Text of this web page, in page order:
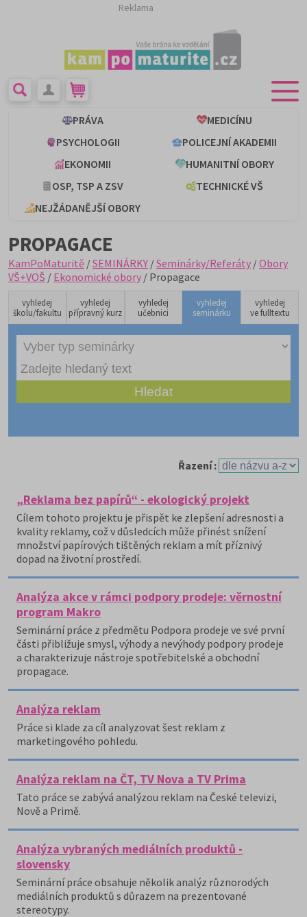
Reklama
PRÁVA
MEDICÍNU
PSYCHOLOGII
POLICEJNÍ AKADEMII
EKONOMII
HUMANITNÍ OBORY
OSP, TSP A ZSV
TECHNICKÉ VŠ
NEJŽÁDANĚJŠÍ OBORY
PROPAGACE
KamPoMaturitě /SEMINÁRKY /Seminárky/Referáty /Obory
VŠ+VOŠ / Ekonomické obory / Propagace
vyhledej
školu/fakultu
vyhledej
přípravný kurz
vyhledej
učebnici
vyhledej
seminárku
vyhledej
ve fulltextu
Řazení :
„Reklama bez papírů“ - ekologický projekt
Cílem tohoto projektu je přispět ke zlepšení adresnosti a
kvality reklamy, což v důsledcích může přinést snížení
množství papírových tištěných reklam a mít příznivý
dopad na životní prostředí.
Analýza akce v rámci podpory prodeje: věrnostní
program Makro
Seminární práce z předmětu Podpora prodeje ve své první
části přibližuje smysl, výhody a nevýhody podpory prodeje
a charakterizuje nástroje spotřebitelské a obchodní
propagace.
Analýza reklam
Práce si klade za cíl analyzovat šest reklam z
marketingového pohledu.
Analýza reklam na ČT, TV Nova a TV Prima
Tato práce se zabývá analýzou reklam na České televizi,
Nově a Primě.
Analýza vybraných mediálních produktů -
slovensky
Seminární práce obsahuje několik analýz různorodých
mediálních produktů s důrazem na prezentované
stereotypy.